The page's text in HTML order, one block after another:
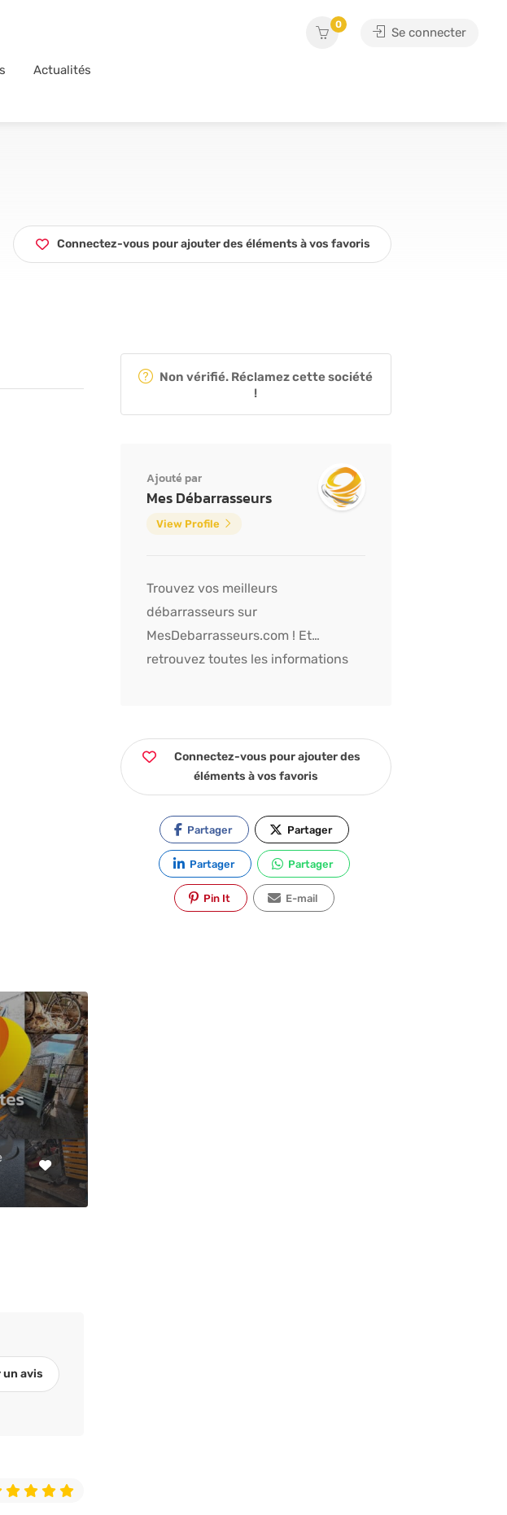
Actualités
0
Se connecter
Connectez-vous pour ajouter des éléments à vos favoris
avis
Non vérifié. Réclamez cette société
!
Ajouté par
Mes Débarrasseurs
View Profile
Trouvez vos meilleurs
débarrasseurs sur
MesDebarrasseurs.com ! Et
retrouvez toutes les informations
Connectez-vous pour ajouter des
éléments à vos favoris
Partager Partager
Partager Partager
Pin It E-mail